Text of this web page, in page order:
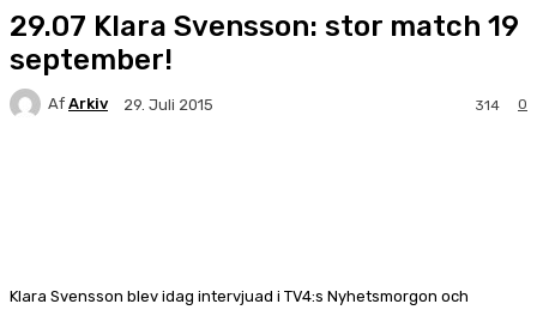
29.07 Klara Svensson: stor match 19
september!
Af Arkiv 29. Juli 2015 0
314
Klara Svensson blev idag intervjuad i TV4:s Nyhetsmorgon och